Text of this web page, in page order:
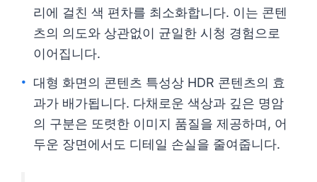
리에 걸친 색 편차를 최소화합니다. 이는 콘텐
츠의 의도와 상관없이 균일한 시청 경험으로
이어집니다.
대형 화면의 콘텐츠 특성상 HDR 콘텐츠의 효
과가 배가됩니다. 다채로운 색상과 깊은 명암
의 구분은 또렷한 이미지 품질을 제공하며, 어
두운 장면에서도 디테일 손실을 줄여줍니다.